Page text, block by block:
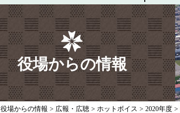
役場からの情報
役場からの情報 > 広報・広聴 > ホットボイス > 2020年度 >